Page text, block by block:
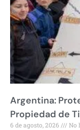
Argentina:
Propiedad de
6 de agosto, 2026 No